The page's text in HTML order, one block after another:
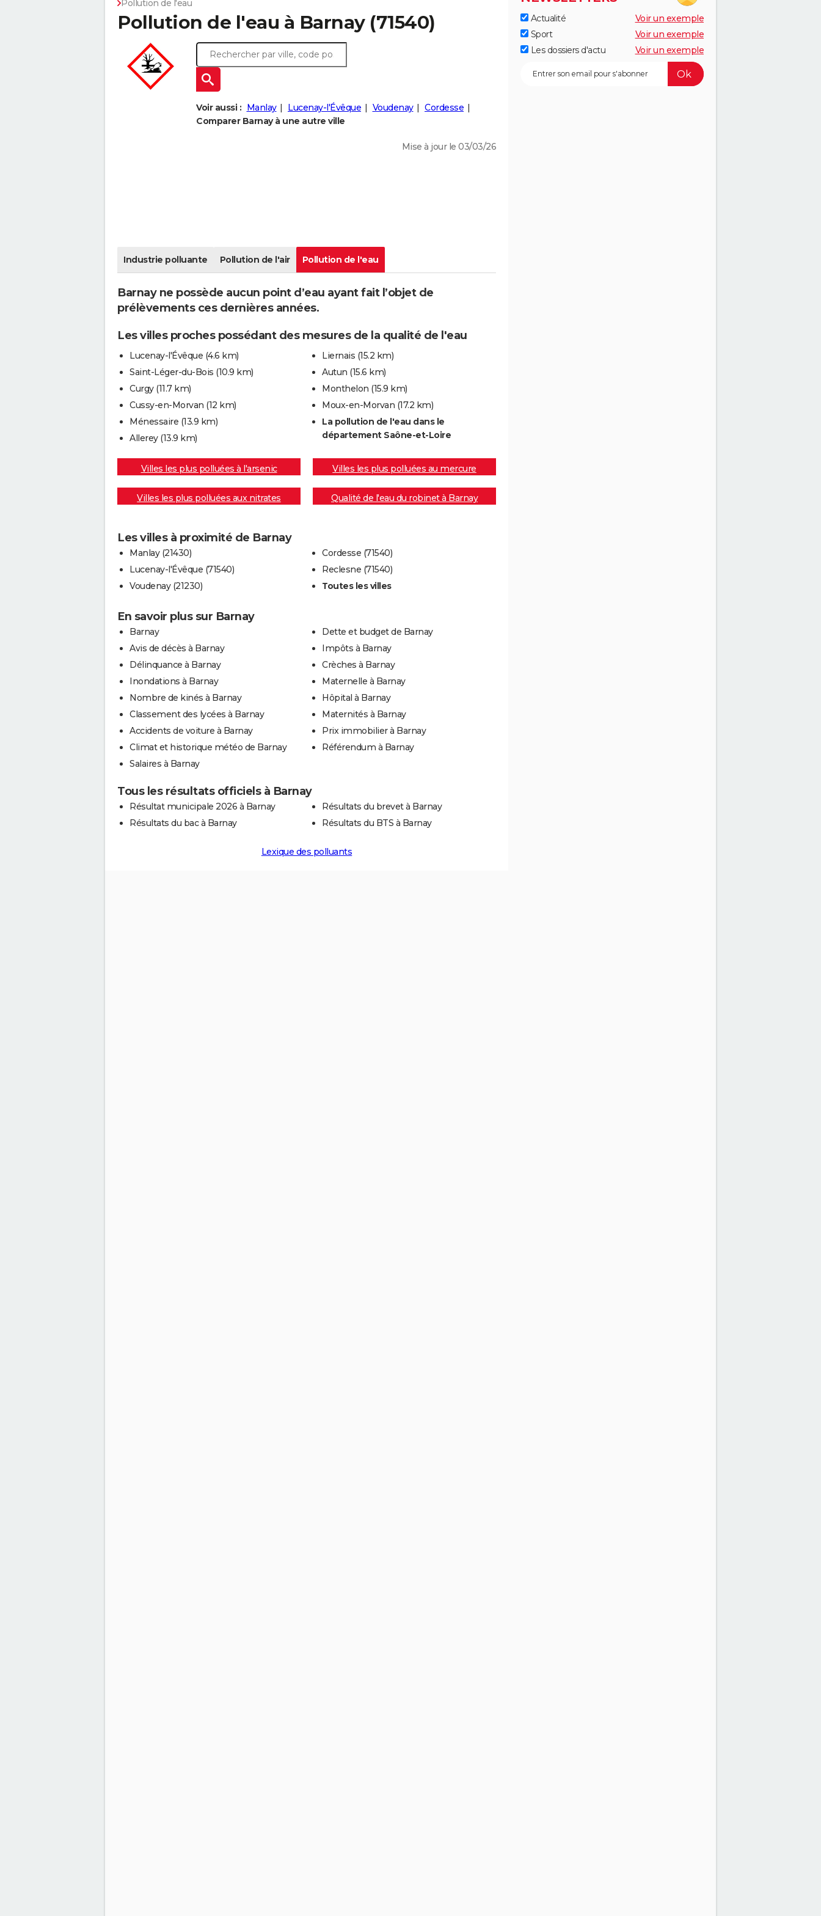
Pollution de l'eau
Pollution de l'eau à Barnay (71540)
Voir aussi : Manlay Lucenay-l'Évêque Voudenay
Cordesse
Comparer Barnay à une autre ville
Mise à jour le 03/03/26
Industrie polluante Pollution de l'air Pollution de l'eau
Barnay ne possède aucun point d’eau ayant fait l’objet de
prélèvements ces dernières années.
Les villes proches possédant des mesures de la qualité de l'eau
Lucenay-l'Évêque (4.6 km)
Saint-Léger-du-Bois (10.9 km)
Curgy (11.7 km)
Cussy-en-Morvan (12 km)
Ménessaire (13.9 km)
Allerey (13.9 km)
Liernais (15.2 km)
Autun (15.6 km)
Monthelon (15.9 km)
Moux-en-Morvan (17.2 km)
La pollution de l'eau dans le
département Saône-et-Loire
Villes les plus polluées à l'arsenic Villes les plus polluées au mercure
Villes les plus polluées aux nitrates Qualité de l'eau du robinet à Barnay
Les villes à proximité de Barnay
Manlay (21430)
Lucenay-l'Évêque (71540)
Voudenay (21230)
Cordesse (71540)
Reclesne (71540)
Toutes les villes
En savoir plus sur Barnay
Barnay
Avis de décès à Barnay
Délinquance à Barnay
Inondations à Barnay
Nombre de kinés à Barnay
Classement des lycées à Barnay
Accidents de voiture à Barnay
Climat et historique météo de Barnay
Salaires à Barnay
Dette et budget de Barnay
Impôts à Barnay
Crèches à Barnay
Maternelle à Barnay
Hôpital à Barnay
Maternités à Barnay
Prix immobilier à Barnay
Référendum à Barnay
Tous les résultats officiels à Barnay
Résultat municipale 2026 à Barnay
Résultats du bac à Barnay
Résultats du brevet à Barnay
Résultats du BTS à Barnay
Lexique des polluants
Actualité
Voir un exemple
Sport
Voir un exemple
Les dossiers d'actu
Voir un exemple